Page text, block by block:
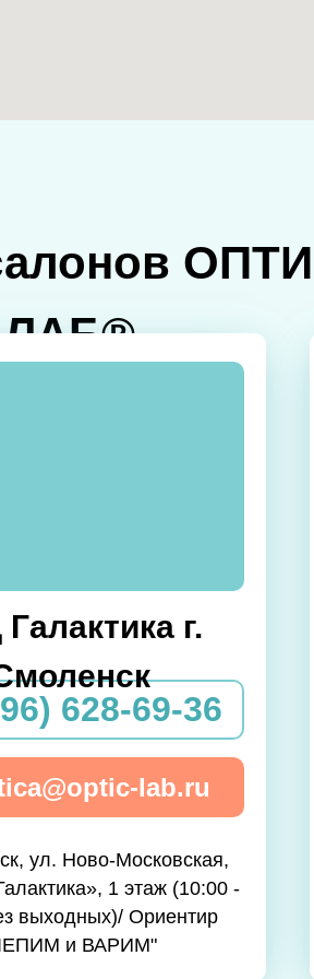
ЛАБ®
628-69-36
lab.ru
г.
ул. Ново-Московская,
1 этаж (10:00 -
выходных)/ Ориентир
и ВАРИМ"